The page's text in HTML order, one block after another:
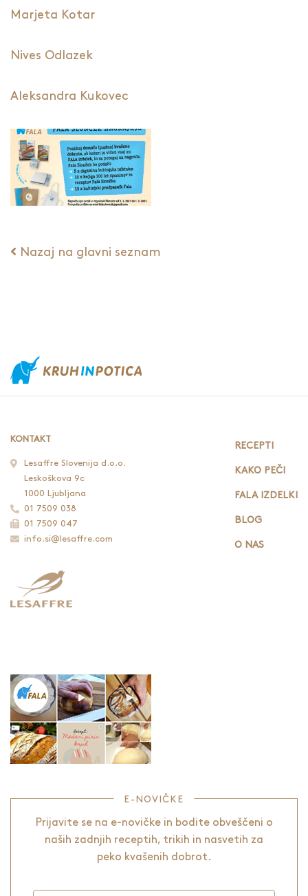
Marjeta Kotar
Nives Odlazek
Aleksandra Kukovec
Nazaj na glavni seznam
KONTAKT
Lesaffre Slovenija d.o.o.
Leskoškova 9c
1000 Ljubljana
01 7509 038
01 7509 047
info.si@lesaffre.com
RECEPTI
KAKO PEČI
FALA IZDELKI
BLOG
O NAS
E-NOVIČKE
Prijavite se na e-novičke in bodite obveščeni o
naših zadnjih receptih, trikih in nasvetih za
peko kvašenih dobrot.